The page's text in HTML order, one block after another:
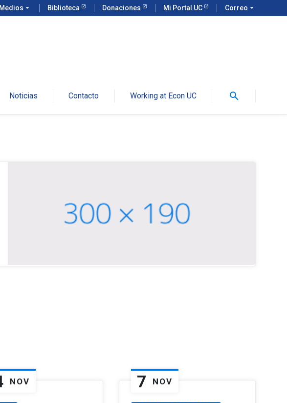
Medios arrow_drop_down Biblioteca Donaciones Mi Portal UC Correo arrow_drop_down
Noticias Contacto Working at Econ UC search
NOV 7 NOV